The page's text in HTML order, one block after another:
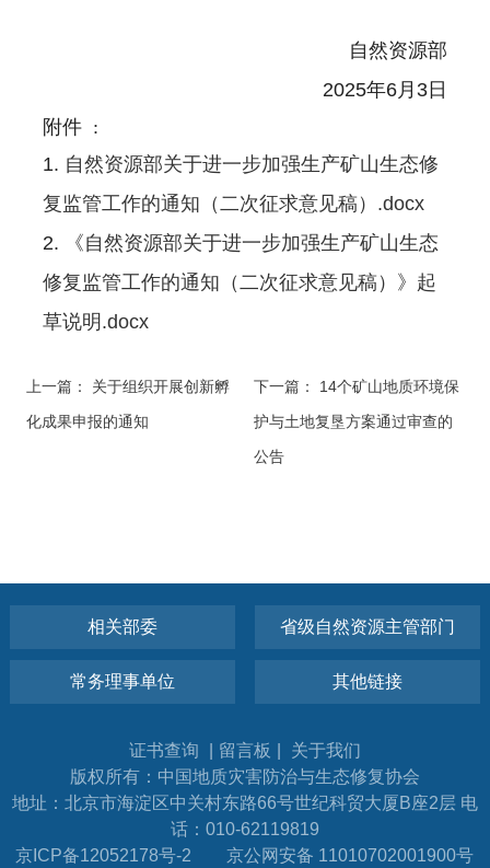
自然资源部
2025年6月3日
附件 :
1. 自然资源部关于进一步加强生产矿山生态修
复监管工作的通知（二次征求意见稿）.docx
2.
《自然资源部关于进一步加强生产矿山生态
修复监管工作的通知（二次征求意见稿）》起
草说明.docx
上一篇：
关于组织开展创新孵
化成果申报的通知
下一篇：
14个矿山地质环境保
护与土地复垦方案通过审查的
公告
相关部委 省级自然资源主管部门
常务理事单位 其他链接
证书查询 留言板
关于我们
版权所有：中国地质灾害防治与生态修复协会
地址：北京市海淀区中关村东路66号世纪科贸大厦B座2层 电
话：010-62119819
京ICP备12052178号-2
京公网安备 11010702001900号